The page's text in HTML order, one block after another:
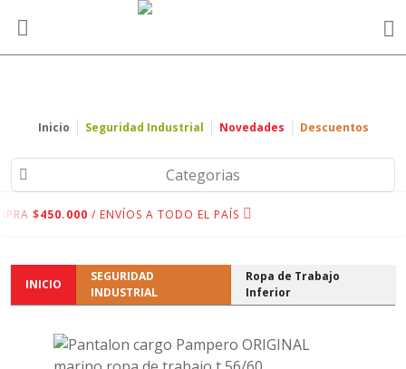
Inicio Seguridad Industrial Novedades Descuentos
Categorias
$450.000 / ENVÍOS A TODO EL PAÍS
INICIO
SEGURIDAD
INDUSTRIAL
Ropa de Trabajo
Inferior